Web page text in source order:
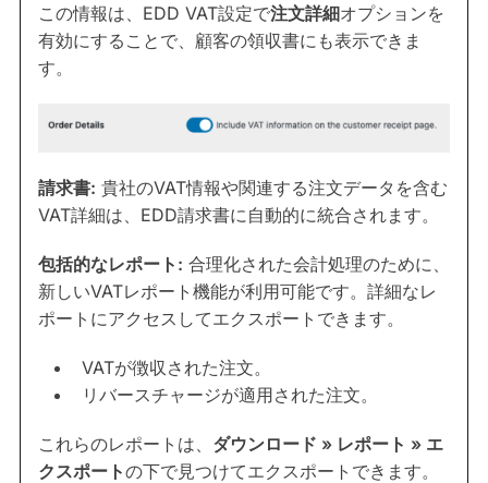
この情報は、EDD VAT設定で注文詳細オプションを
有効にすることで、顧客の領収書にも表示できま
す。
請求書: 貴社のVAT情報や関連する注文データを含む
VAT詳細は、EDD請求書に自動的に統合されます。
包括的なレポート: 合理化された会計処理のために、
新しいVATレポート機能が利用可能です。詳細なレ
ポートにアクセスしてエクスポートできます。
VATが徴収された注文。
リバースチャージが適用された注文。
これらのレポートは、 ダウンロード » レポート » エ
クスポートの下で見つけてエクスポートできます。